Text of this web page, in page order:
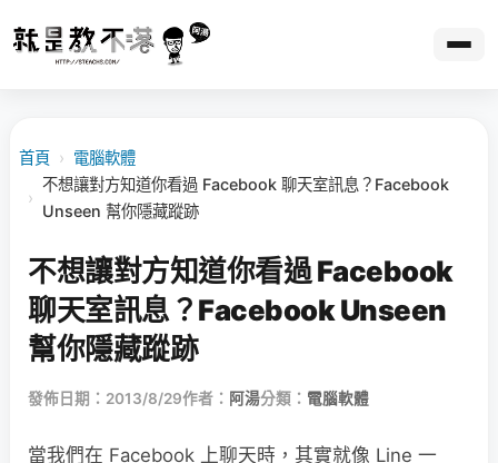
首頁 › 電腦軟體
›
不想讓對方知道你看過 Facebook 聊天室訊息？Facebook
Unseen 幫你隱藏蹤跡
不想讓對方知道你看過 Facebook
聊天室訊息？Facebook Unseen
幫你隱藏蹤跡
發佈日期：2013/8/29作者： 阿湯分類： 電腦軟體
當我們在 Facebook 上聊天時，其實就像 Line 一